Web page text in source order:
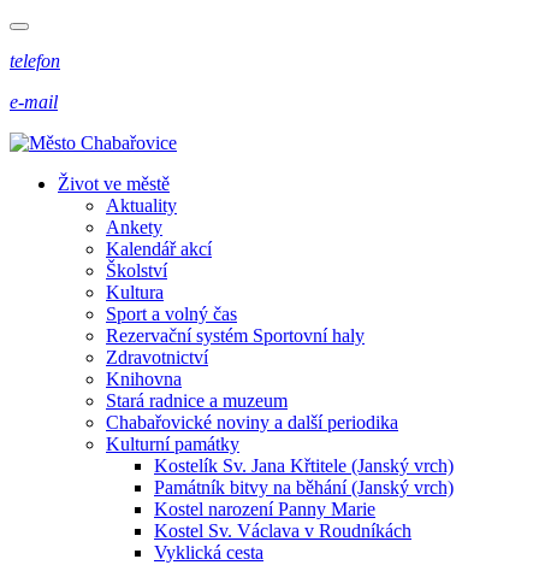
telefon
e-mail
Život ve městě
Aktuality
Ankety
Kalendář akcí
Školství
Kultura
Sport a volný čas
Rezervační systém Sportovní haly
Zdravotnictví
Knihovna
Stará radnice a muzeum
Chabařovické noviny a další periodika
Kulturní památky
Kostelík Sv. Jana Křtitele (Janský vrch)
Památník bitvy na běhání (Janský vrch)
Kostel narození Panny Marie
Kostel Sv. Václava v Roudníkách
Vyklická cesta